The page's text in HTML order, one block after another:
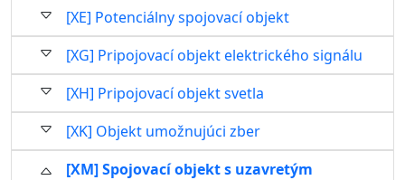
[XE] Potenciálny spojovací objekt
[XG] Pripojovací objekt elektrického signálu
[XH] Pripojovací objekt svetla
[XK] Objekt umožnujúci zber
[XM] Spojovací objekt s uzavretým